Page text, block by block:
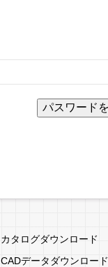
カタログダウンロード
CADデータダウンロード